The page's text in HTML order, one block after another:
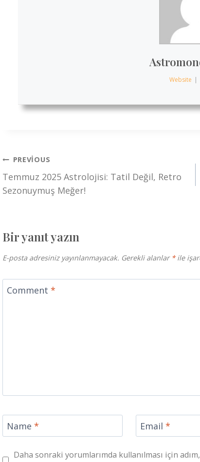
Website |
Yazı
gezinmesi
PREVIOUS
Temmuz 2025 Astrolojisi: Tatil Değil, Retro
Sezonuymuş Meğer!
Bir yanıt yazın
E-posta adresiniz yayınlanmayacak. Gerekli alanlar *ile
Comment *
Name * Email *
Daha sonraki yorumlarımda kullanılması için